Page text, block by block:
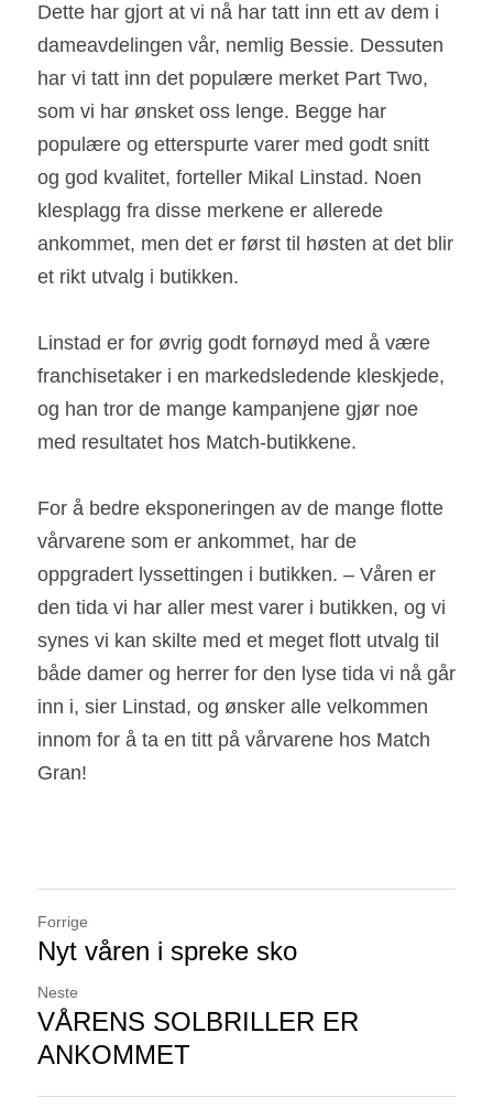
Dette har gjort at vi nå har tatt inn ett av dem i
dameavdelingen vår, nemlig Bessie. Dessuten
har vi tatt inn det populære merket Part Two,
som vi har ønsket oss lenge. Begge har
populære og etterspurte varer med godt snitt
og god kvalitet, forteller Mikal Linstad. Noen
klesplagg fra disse merkene er allerede
ankommet, men det er først til høsten at det blir
et rikt utvalg i butikken.
Linstad er for øvrig godt fornøyd med å være
franchisetaker i en markedsledende kleskjede,
og han tror de mange kampanjene gjør noe
med resultatet hos Match-butikkene.
For å bedre eksponeringen av de mange flotte
vårvarene som er ankommet, har de
oppgradert lyssettingen i butikken. – Våren er
den tida vi har aller mest varer i butikken, og vi
synes vi kan skilte med et meget flott utvalg til
både damer og herrer for den lyse tida vi nå går
inn i, sier Linstad, og ønsker alle velkommen
innom for å ta en titt på vårvarene hos Match
Gran!
Forrige
Nyt våren i spreke sko
Neste
VÅRENS SOLBRILLER ER
ANKOMMET